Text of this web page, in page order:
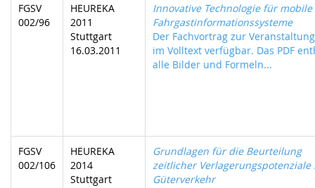
FGSV
002/96
HEUREKA
2011
Stuttgart
16.03.2011
Innovative Technologie für mobile
Fahrgastinformationssysteme
Der Fachvortrag zur
im Volltext verfügbar. Das PDF
alle Bilder und Formeln...
FGSV
002/106
HEUREKA
2014
Stuttgart
Grundlagen für die Beurteilung
zeitlicher Verlagerungspotenziale
Güterverkehr